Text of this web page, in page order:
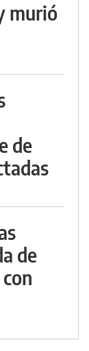
murió
de
de